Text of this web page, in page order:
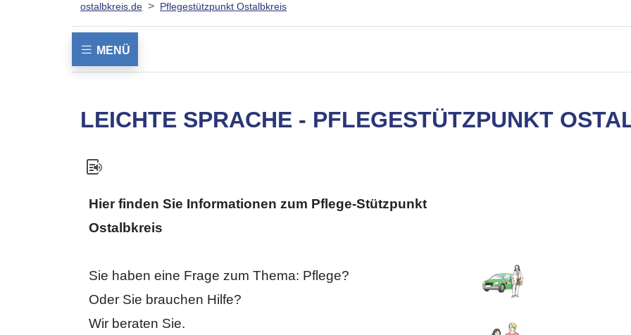
ostalbkreis.de Pflegestützpunkt Ostalbkreis
MENÜ
LEICHTE SPRACHE - PFLEGESTÜTZPUNKT
Hier finden Sie Informationen zum Pflege-Stützpunkt
Ostalbkreis
Sie haben eine Frage zum Thema: Pflege?
Oder Sie brauchen Hilfe?
Wir beraten Sie.